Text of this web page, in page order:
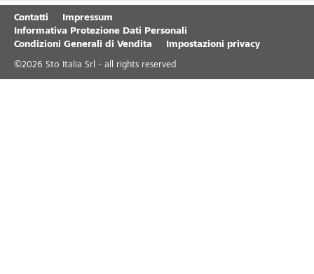
Contatti
Impressum
Informativa Protezione Dati Personali
Condizioni Generali di Vendita
Impostazioni privacy
©2026 Sto Italia Srl - all rights reserved